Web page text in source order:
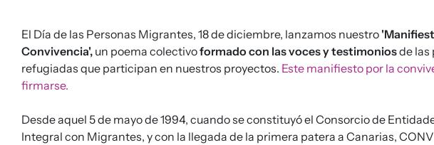
El Día de las Personas Migrantes, 18 de diciembre, lanzamos nuestro
Convivencia', un poema colectivoformado con las voces y testimoniosde las
refugiadas que participan en nuestros proyectos. Este manifiesto por la
firmarse.
Desde aquel 5 de mayo de 1994, cuando se constituyó el Consorcio de
Integral con Migrantes, y con la llegada de la primera patera a Canarias,